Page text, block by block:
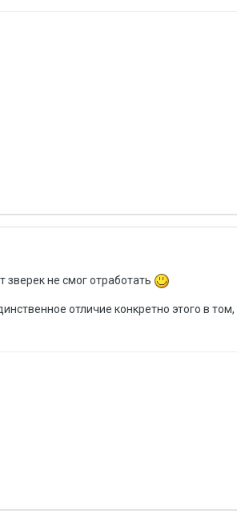
не смог отработать
отличие конкретно этого в том,